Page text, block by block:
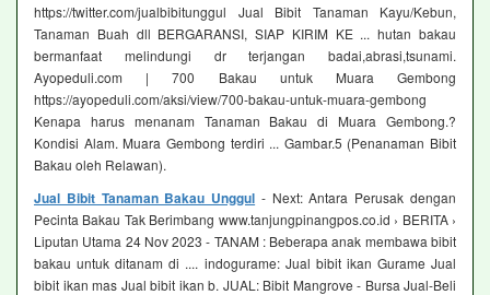
https://twitter.com/jualbibitunggul Jual Bibit Tanaman Kayu/Kebun,
Tanaman Buah dll BERGARANSI, SIAP KIRIM KE ... hutan bakau
bermanfaat melindungi dr terjangan badai,abrasi,tsunami.
Ayopeduli.com | 700 Bakau untuk Muara Gembong
https://ayopeduli.com/aksi/view/700-bakau-untuk-muara-gembong
Kenapa harus menanam Tanaman Bakau di Muara Gembong.?
Kondisi Alam. Muara Gembong terdiri ... Gambar.5 (Penanaman Bibit
Bakau oleh Relawan).
Jual Bibit Tanaman Bakau Unggul - Next: Antara Perusak dengan
Pecinta Bakau Tak Berimbang www.tanjungpinangpos.co.id › BERITA ›
Liputan Utama 24 Nov 2023 - TANAM : Beberapa anak membawa bibit
bakau untuk ditanam di .... indogurame: Jual bibit ikan Gurame Jual
bibit ikan mas Jual bibit ikan b. JUAL: Bibit Mangrove - Bursa Jual-Beli